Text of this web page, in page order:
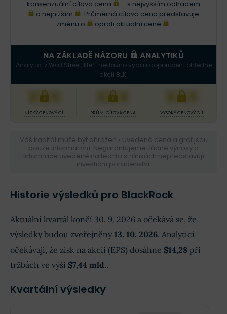
konsenzuální cílová cena
– s nejvyšším odhadem
a nejnižším
. Průměrná cílová cena představuje
změnu o
oproti aktuální ceně .
NA ZÁKLADĚ NÁZORU ANALYTIKŮ
Analytici z Wall Street, kteří nedávno vydali doporučení ohledně
akcií BLK.
XXX
NÍZKÝ CENOVÝ CÍL
XXX
PRŮM. CÍLOVÁ CENA
XXX
VYSOKÝ CENOVÝ CÍL
Váš kapitál může být ohrožen • Uvedená cena a graf jsou
pouze informativní. Negarantujeme žádné výnosy a
informace uvedené na těchto stránkách nepředstavují
investiční poradenství.
Historie výsledků pro BlackRock
Aktuální kvartál končí 30. 9. 2026 a očekává se, že
výsledky budou zveřejněny 13. 10. 2026. Analytici
očekávají, že zisk na akcii (EPS) dosáhne $14,28 při
tržbách ve výši $7,44 mld..
Kvartální výsledky